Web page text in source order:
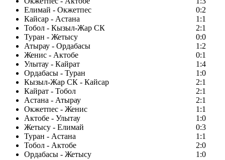
Елимай - Окжетпес
0:2
Кайсар - Астана
1:1
Тобол - Кызыл-Жар СК
2:1
Туран - Жетысу
0:0
Атырау - Ордабасы
1:2
Женис - Актобе
0:1
Улытау - Кайрат
1:4
Ордабасы - Туран
1:0
Кызыл-Жар СК - Кайсар
2:1
Кайрат - Тобол
2:1
Астана - Атырау
2:1
Окжетпес - Женис
1:1
Актобе - Улытау
1:0
Жетысу - Елимай
0:3
Туран - Астана
1:1
Тобол - Актобе
2:0
Ордабасы - Жетысу
1:0